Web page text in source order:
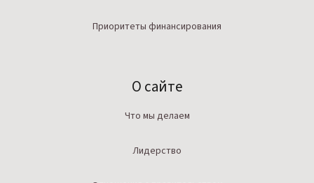
Приоритеты финансирования
О сайте
Что мы делаем
Лидерство